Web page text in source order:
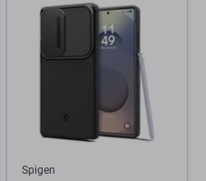
Spigen